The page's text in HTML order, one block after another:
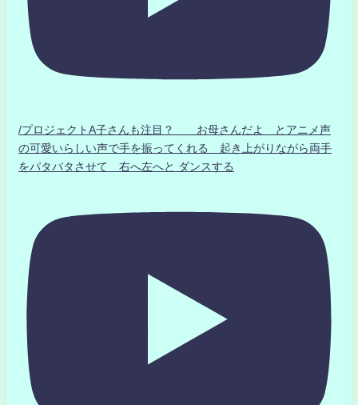
/プロジェクトA子さんも注目？ お母さんだよ とアニメ声
の可愛いらしい声で手を振ってくれる 起き上がりながら両手
をパタパタさせて 右へ左へと ダンスする